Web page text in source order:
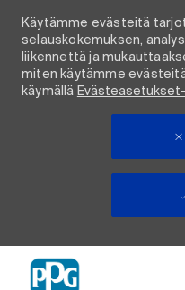
Käytämme evästeitä
selauskokemuksen,
liikennettä ja
miten käytämme
käymällä